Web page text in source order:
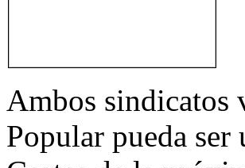
Ambos sindicatos
Popular pueda ser